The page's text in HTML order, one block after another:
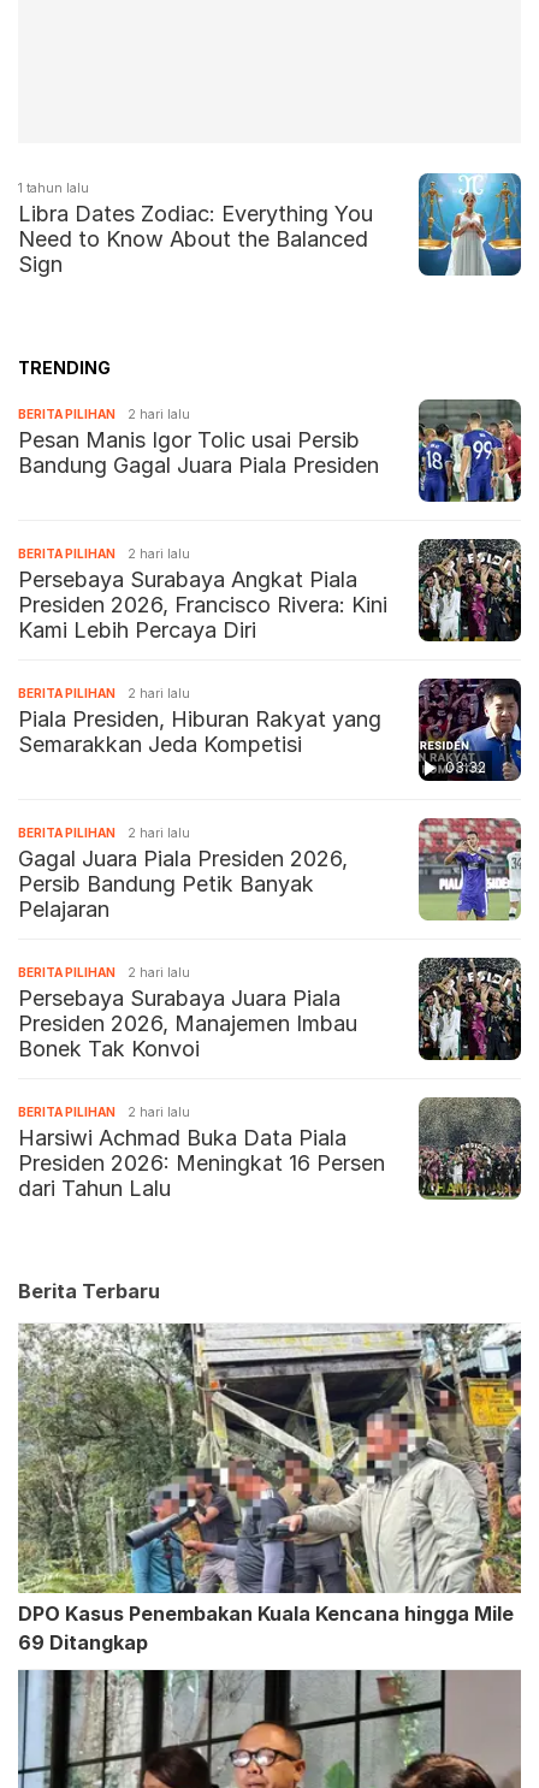
1 tahun lalu
Libra Dates Zodiac: Everything You
Need to Know About the Balanced
Sign
TRENDING
BERITA PILIHAN 2 hari lalu
Pesan Manis Igor Tolic usai Persib
Bandung Gagal Juara Piala Presiden
BERITA PILIHAN 2 hari lalu
Persebaya Surabaya Angkat Piala
Presiden 2026, Francisco Rivera: Kini
Kami Lebih Percaya Diri
03:32
BERITA PILIHAN 2 hari lalu
Piala Presiden, Hiburan Rakyat yang
Semarakkan Jeda Kompetisi
BERITA PILIHAN 2 hari lalu
Gagal Juara Piala Presiden 2026,
Persib Bandung Petik Banyak
Pelajaran
BERITA PILIHAN 2 hari lalu
Persebaya Surabaya Juara Piala
Presiden 2026, Manajemen Imbau
Bonek Tak Konvoi
BERITA PILIHAN 2 hari lalu
Harsiwi Achmad Buka Data Piala
Presiden 2026: Meningkat 16 Persen
dari Tahun Lalu
Berita Terbaru
DPO Kasus Penembakan Kuala Kencana hingga Mile
69 Ditangkap